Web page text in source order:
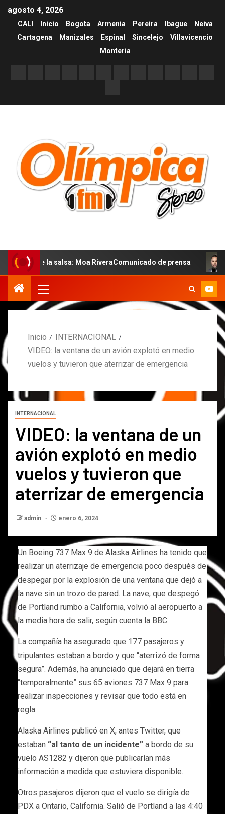
agosto 4, 2026
CALI Inicio Bogota Armenia Pereira Ibague
Neiva
Cartagena
Manizales Espinal Sincelejo
Villavicencio
Monteria
la salsa: Moa RiveraComunicado de prensa
Inicio
INTERNACIONAL
VIDEO: la ventana de un avión explotó en medio
vuelos y tuvieron que aterrizar de emergencia
INTERNACIONAL
VIDEO: la ventana de un
avión explotó en medio
vuelos y tuvieron que
aterrizar de emergencia
admin enero 6, 2024
Un Boeing 737 Max 9 de Alaska Airlines ha tenido que
realizar un aterrizaje de emergencia poco después de
despegar por la explosión de una ventana que dejó a
la nave sin un trozo de pared. La nave, que despegó
de Portland rumbo a California, volvió al aeropuerto a
la media hora de salir, según cuenta la BBC.
La compañía ha asegurado que 177 pasajeros y
tripulantes estaban a bordo y que “aterrizó de forma
segura”. Además, ha anunciado que dejará en tierra
“temporalmente” sus 65 aviones 737 Max 9 para
realizar inspecciones y revisar que todo está en
regla.
Alaska Airlines publicó en X, antes Twitter, que
estaban “al tanto de un incidente” a bordo de su
vuelo AS1282 y dijeron que publicarían más
información a medida que estuviera disponible.
Otros pasajeros dijeron que el vuelo se dirigía de
PDX a Ontario, California. Salió de Portland a las 4:40